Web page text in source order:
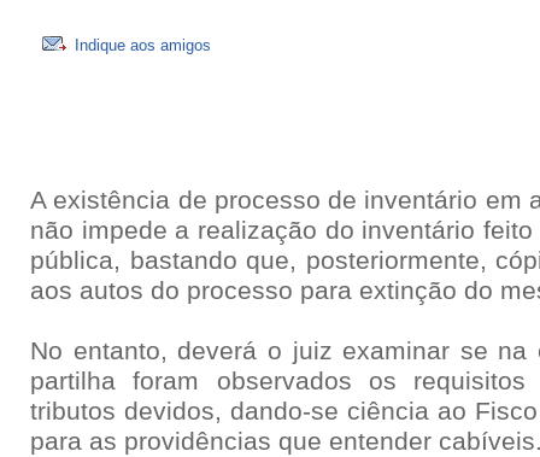
Indique aos amigos
A existência de processo de inventário em
não impede a realização do inventário
pública, bastando que, posteriormente,
aos autos do processo para extinção do
No entanto, deverá o juiz examinar se na
partilha foram observados os
tributos devidos, dando-se ciência ao
para as providências que entender